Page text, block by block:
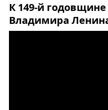
К 149-й
Владимира